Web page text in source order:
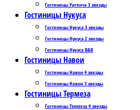
Гостиницы Ургенча 3 звезды
Гостиницы Нукуса
Гостиницы Нукуса 3 звезды
Гостиницы Нукуса 2 звезды
Гостиницы Нукуса B&B
Гостиницы Навои
Гостиницы Навои 4 звезды
Гостиницы Навои 3 звезды
Гостиницы Термеза
Гостиницы Термеза 4 звезды